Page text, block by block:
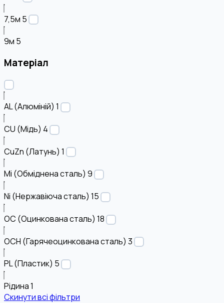
7,5м 5
9м 5
Матеріал
AL (Алюміній) 1
CU (Мідь) 4
CuZn (Латунь) 1
Mi (Обміднена сталь) 9
Ni (Нержавіюча сталь) 15
OC (Оцинкована сталь) 18
OCH (Гарячеоцинкована сталь) 3
PL (Пластик) 5
Рідина1
Скинути всі фільтри